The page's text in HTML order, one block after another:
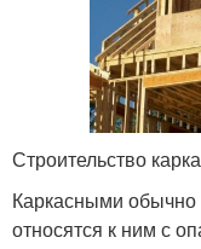
Строительство
Каркасными
относятся к ним с